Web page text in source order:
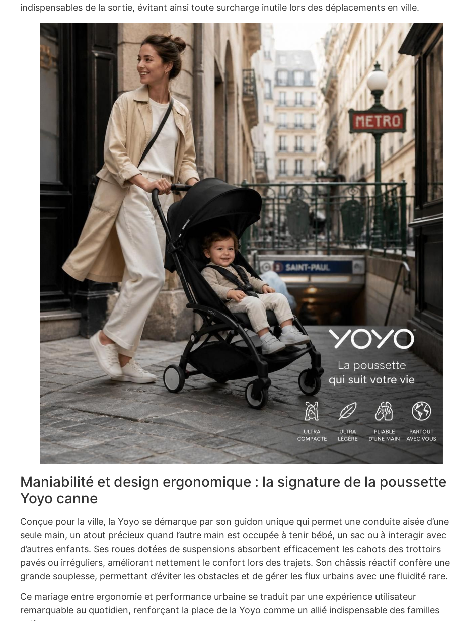
indispensables de la sortie, évitant ainsi toute surcharge inutile lors des déplacements en ville.
Maniabilité et design ergonomique : la signature de la poussette
Yoyo canne
Conçue pour la ville, la Yoyo se démarque par son guidon unique qui permet une conduite aisée d’une
seule main, un atout précieux quand l’autre main est occupée à tenir bébé, un sac ou à interagir avec
d’autres enfants. Ses roues dotées de suspensions absorbent efficacement les cahots des trottoirs
pavés ou irréguliers, améliorant nettement le confort lors des trajets. Son châssis réactif confère une
grande souplesse, permettant d’éviter les obstacles et de gérer les flux urbains avec une fluidité rare.
Ce mariage entre ergonomie et performance urbaine se traduit par une expérience utilisateur
remarquable au quotidien, renforçant la place de la Yoyo comme un allié indispensable des familles